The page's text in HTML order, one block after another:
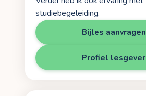
studiebegeleiding.
Bijles aanvragen
Profiel lesgever